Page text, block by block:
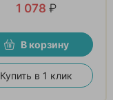
1 078 ₽
В корзину
Купить в 1 клик